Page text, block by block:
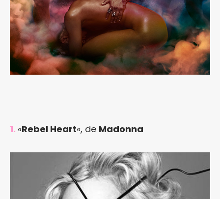
1. «Rebel Heart«, de Madonna